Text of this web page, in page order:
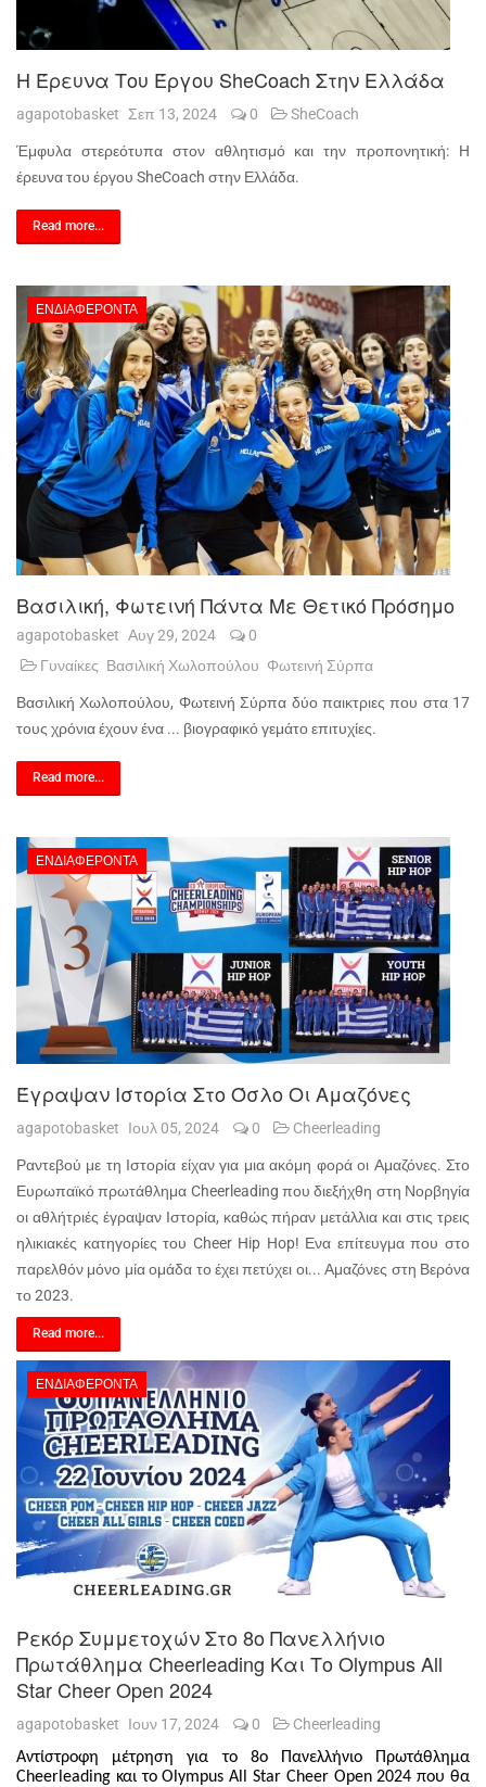
H Έρευνα Του Έργου SheCoach Στην Ελλάδα
agapotobasket Σεπ 13, 2024 0 SheCoach
Έμφυλα στερεότυπα στον αθλητισμό και την προπονητική: H
έρευνα του έργου SheCoach στην Ελλάδα.
Read more...
ΕΝΔΙΑΦΈΡΟΝΤΑ
Βασιλική, Φωτεινή Πάντα Με Θετικό Πρόσημο
agapotobasket Αυγ 29, 2024
0
Γυναίκες Βασιλική Χωλοπούλου Φωτεινή Σύρπα
Βασιλική Χωλοπούλου, Φωτεινή Σύρπα δύο παικτριες που στα 17
τους χρόνια έχουν ένα ... βιογραφικό γεμάτο επιτυχίες.
Read more...
ΕΝΔΙΑΦΈΡΟΝΤΑ
Έγραψαν Ιστορία Στο Όσλο Οι Αμαζόνες
agapotobasket Ιουλ 05, 2024 0 Cheerleading
Ραντεβού με τη Ιστορία είχαν για μια ακόμη φορά οι Αμαζόνες. Στο
Ευρωπαϊκό πρωτάθλημα Cheerleading που διεξήχθη στη Νορβηγία
οι αθλήτριές έγραψαν Ιστορία, καθώς πήραν μετάλλια και στις τρεις
ηλικιακές κατηγορίες του Cheer Hip Hop! Ενα επίτευγμα που στο
παρελθόν μόνο μία ομάδα το έχει πετύχει οι... Αμαζόνες στη Βερόνα
το 2023.
Read more...
ΕΝΔΙΑΦΈΡΟΝΤΑ
Ρεκόρ Συμμετοχών Στο 8ο Πανελλήνιο
Πρωτάθλημα Cheerleading Και Το Olympus All
Star Cheer Open 2024
agapotobasket Ιουν 17, 2024 0
Cheerleading
Αντίστροφη μέτρηση για το 8ο Πανελλήνιο Πρωτάθλημα
Cheerleading και το Olympus All Star Cheer Open 2024 που θα